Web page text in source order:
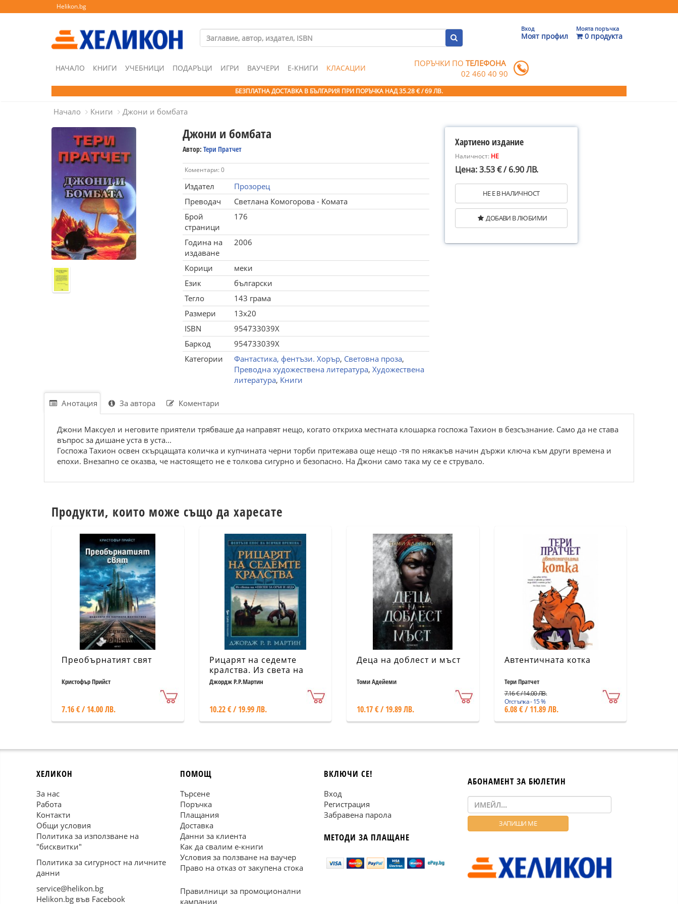
Helikon.bg
Вход
Моят профил
Моята поръчка
0 продукта
НАЧАЛО КНИГИ УЧЕБНИЦИ ПОДАРЪЦИ ИГРИ ВАУЧЕРИ Е-КНИГИ КЛАСАЦИИ ПОРЪЧКИ ПОТЕЛЕФОНА
02 460 40 90
БЕЗПЛАТНА ДОСТАВКА В БЪЛГАРИЯ ПРИ ПОРЪЧКА НАД 35.28 € / 69 ЛВ.
Начало Книги Джони и бомбата
Джони и бомбата
Автор: Тери Пратчет
Коментари: 0
Издател
Прозорец
Преводач
Светлана Комогорова - Комата
Брой
страници
176
Година на
издаване
2006
Корици
меки
Език
български
Тегло
143 грама
Размери
13x20
ISBN
954733039X
Баркод
954733039X
Категории
Фантастика, фентъзи. Хорър, Световна проза,
Преводна художествена литература, Художествена
литература, Книги
Хартиено издание
Наличност: НЕ
Цена: 3.53 € / 6.90 ЛВ.
НЕ Е В НАЛИЧНОСТ
ДОБАВИ В ЛЮБИМИ
Анотация За автора Коментари
Джони Максуел и неговите приятели трябваше да направят нещо, когато откриха местната клошарка госпожа Тахион в безсъзнание. Само да не става
въпрос за дишане уста в уста...
Госпожа Тахион освен скърцащата количка и купчината черни торби притежава още нещо -тя по някакъв начин държи ключа към други времена и
епохи. Внезапно се оказва, че настоящето не е толкова сигурно и безопасно. На Джони само така му се е струвало.
Продукти, които може също да харесате
Преобърнатият свят
Кристофър Прийст
7.16 € / 14.00 ЛВ.
Рицарят на седемте
кралства. Из света на
"Песен за огън и лед"
Джордж Р.Р.Мартин
10.22 € / 19.99 ЛВ.
Деца на доблест и мъст
Томи Адейеми
10.17 € / 19.89 ЛВ.
Автентичната котка
Тери Пратчет
7.16 € / 14.00 ЛВ.
Отстъпка - 15 %
6.08 € / 11.89 ЛВ.
ХЕЛИКОН
За нас
Работа
Контакти
Общи условия
Политика за използване на
"бисквитки"
Политика за сигурност на личните
данни
service@helikon.bg
Helikon.bg във Facebook
ПОМОЩ
Търсене
Поръчка
Плащания
Доставка
Данни за клиента
Как да свалим е-книги
Условия за ползване на ваучер
Право на отказ от закупена стока
Правилници за промоционални
кампании
ВКЛЮЧИ СЕ!
Вход
Регистрация
Забравена парола
МЕТОДИ ЗА ПЛАЩАНЕ
АБОНАМЕНТ ЗА БЮЛЕТИН